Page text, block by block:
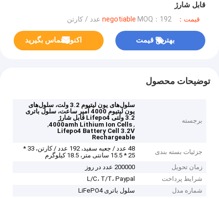
قابل شارژ
قیمت：negotiable MOQ：192 عدد / کارتن
بهترین قیمت اکنون تماس بگیرید
توضیحات محصول
برجسته
سلول‌های یون لیتیوم 3.2 ولت، سلول‌های
یون لیتیوم 4000 آمپر ساعت، سلول باتری
3.2 ولتی Lifepo4 قابل شارژ
,
4000amh Lithium Ion Cells
,
Lifepo4 Battery Cell 3.2V
Rechargeable
جزئیات بسته بندی
48 عدد / جعبه سفید، 192 عدد / کارتن، 33 *
25 * 15.5 سانتی متر، 18.5 کیلوگرم
زمان تحویل
200000 عدد در روز
شرایط پرداخت
L/C، T/T، Paypal
شماره مدل
سلول باتری LiFePO4